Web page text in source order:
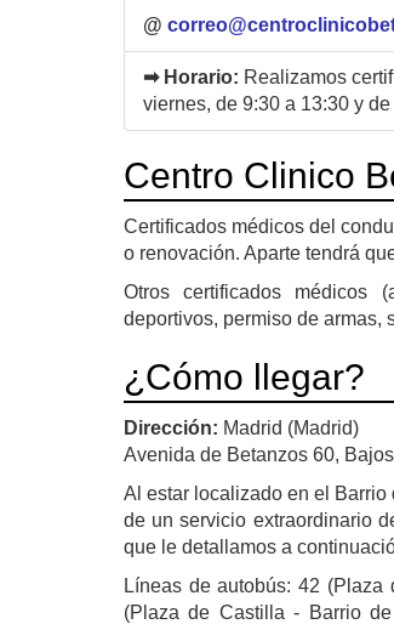
@
➡ Horario: Realizamos
viernes, de 9:30 a 13:30 y
Centro Clinico
Certificados médicos del
o renovación. Aparte tendrá
Otros certificados médicos
deportivos, permiso de armas,
¿Cómo llegar?
Dirección: Madrid (Madrid)
Avenida de Betanzos 60,
Al estar localizado en el
de un servicio extraordinario
que le detallamos a
Líneas de autobús: 42
(Plaza de Castilla - Barrio